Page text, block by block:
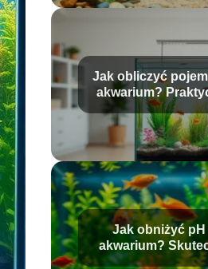
Jak obliczyć
akwarium?
przewodnik
Jak obniżyć pH
akwarium?
metody i porady